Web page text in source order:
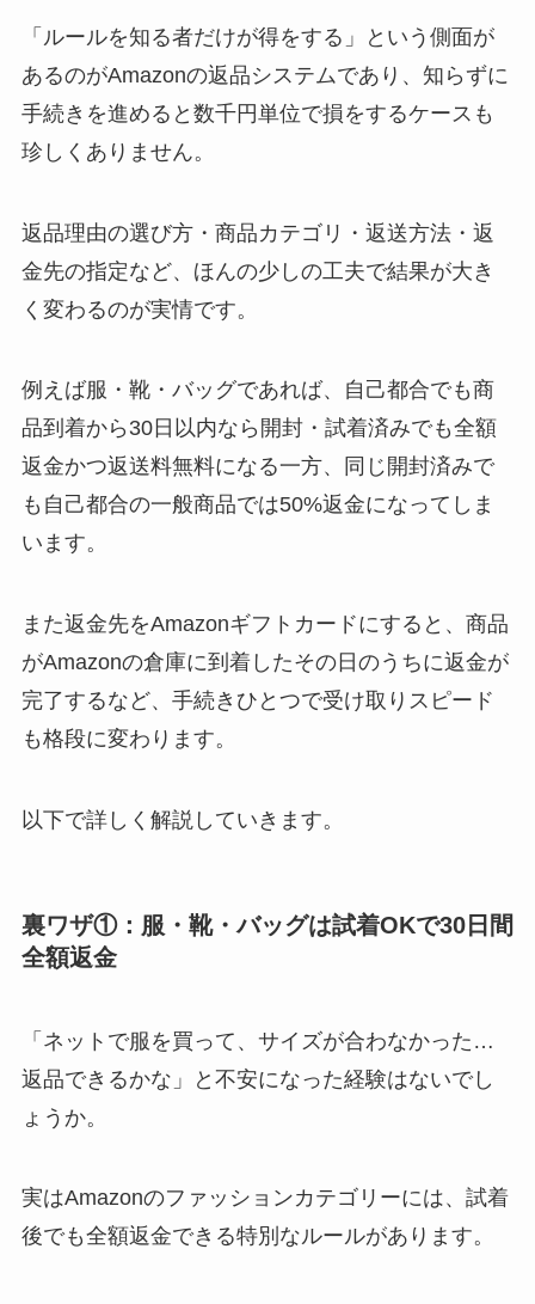
「ルールを知る者だけが得をする」という側面が
あるのがAmazonの返品システムであり、知らずに
手続きを進めると数千円単位で損をするケースも
珍しくありません。
返品理由の選び方・商品カテゴリ・返送方法・返
金先の指定など、ほんの少しの工夫で結果が大き
く変わるのが実情です。
例えば服・靴・バッグであれば、自己都合でも商
品到着から30日以内なら開封・試着済みでも全額
返金かつ返送料無料になる一方、同じ開封済みで
も自己都合の一般商品では50%返金になってしま
います。
また返金先をAmazonギフトカードにすると、商品
がAmazonの倉庫に到着したその日のうちに返金が
完了するなど、手続きひとつで受け取りスピード
も格段に変わります。
以下で詳しく解説していきます。
裏ワザ①：服・靴・バッグは試着OKで30日間
全額返金
「ネットで服を買って、サイズが合わなかった…
返品できるかな」と不安になった経験はないでし
ょうか。
実はAmazonのファッションカテゴリーには、試着
後でも全額返金できる特別なルールがあります。